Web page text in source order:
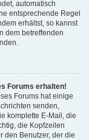
automatisch
entsprechende Regel
erhältst, so kannst
dem betreffenden
Forums erhalten!
Forums hat einige
senden,
komplette E-Mail, die
die Kopfzeilen
den Benutzer, der die